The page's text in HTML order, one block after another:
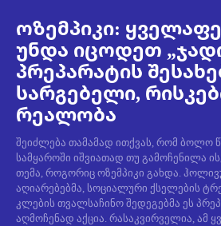
ოზემპიკი:
უნდა იცოდეთ
პრეპარატის
სარგებელი,
რეალობა
შეიძლება თამამად ითქვას, რომ ბოლო
სამყაროში იშვიათად თუ გამოჩენილა
თემა, როგორიც ოზემპიკი გახდა.
აღიარებებმა, სოციალური ქსელების
კლების თვალსაჩინო შედეგებმა ეს
აღმოჩენად აქცია. რასაკვირველია, ამ